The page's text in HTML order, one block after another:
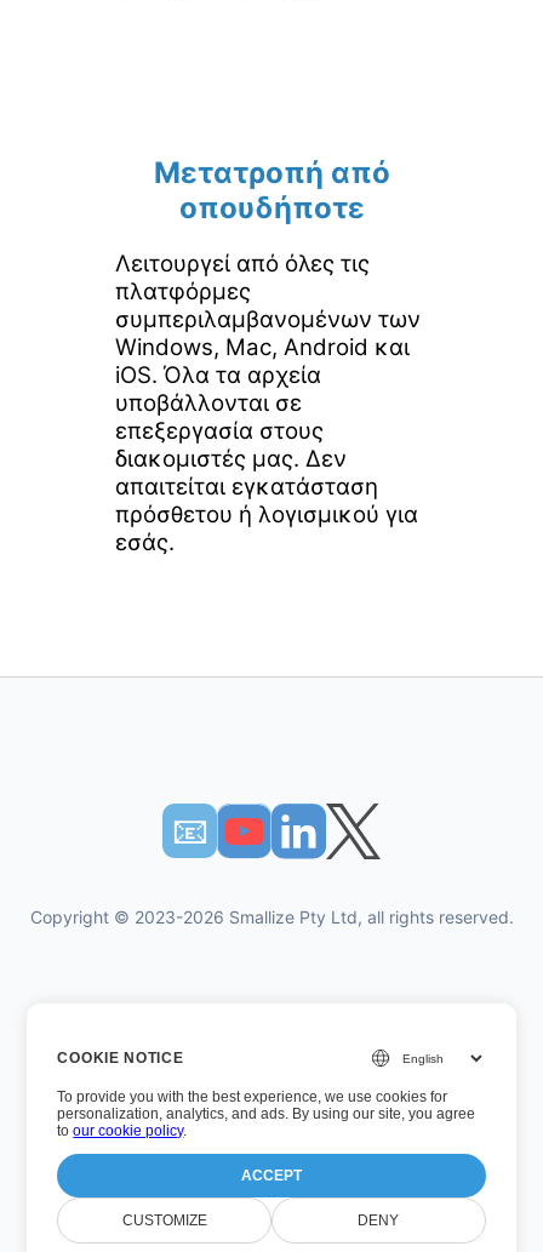
Μετατροπή από
οπουδήποτε
Λειτουργεί από όλες τις
πλατφόρμες
συμπεριλαμβανομένων των
Windows, Mac, Android και
iOS. Όλα τα αρχεία
υποβάλλονται σε
επεξεργασία στους
διακομιστές μας. Δεν
απαιτείται εγκατάσταση
πρόσθετου ή λογισμικού για
εσάς.
📧︎
Copyright © 2023-2026 Smallize Pty Ltd, all rights reserved.
Πολιτική Απορρήτου
Οροι χρήσης
Εκτελεστική πρόσβαση
Αριθμός έκδοσης: 26.7.5
Τελευταία ενημέρωση: Τετάρτη, 5 Αυγούστου 2026
COOKIE NOTICE
To provide you with the best experience, we use cookies for
personalization, analytics, and ads. By using our site, you agree
toour cookie policy.
ACCEPT
CUSTOMIZE DENY